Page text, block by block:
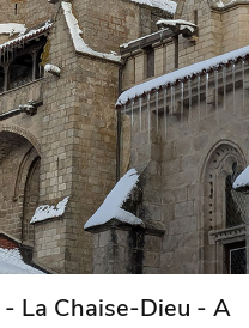
- La Chaise-Dieu - A